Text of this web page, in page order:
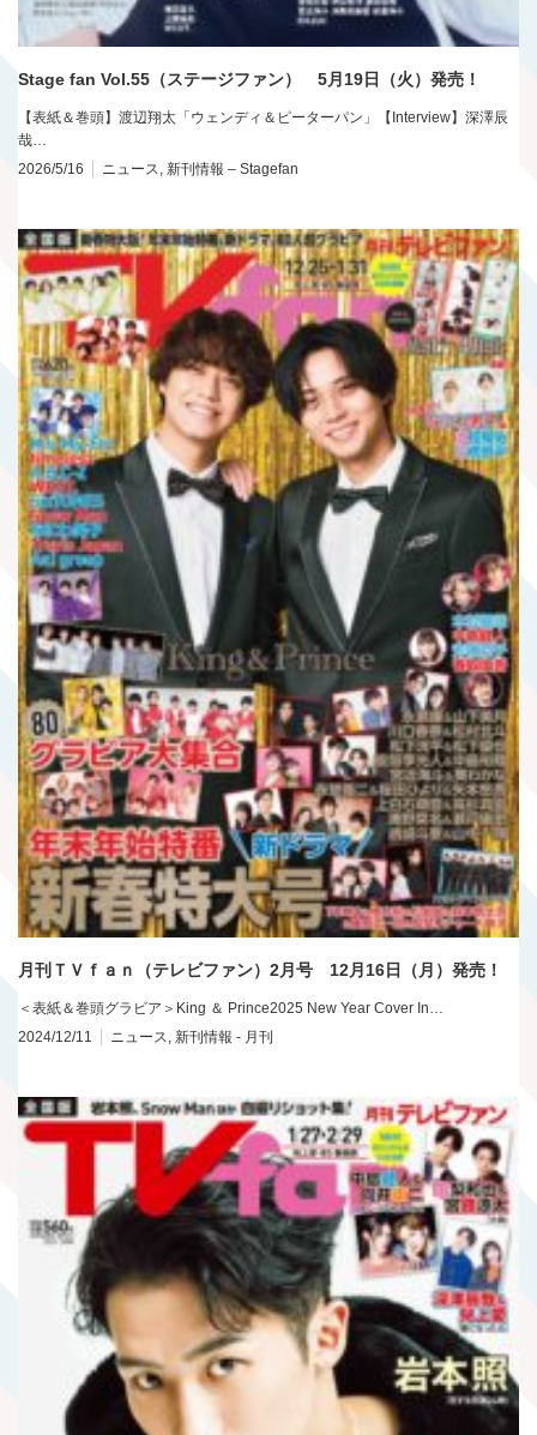
Stage fan Vol.55（ステージファン） 5月19日（火）発売！
【表紙＆巻頭】渡辺翔太「ウェンディ＆ピーターパン」【Interview】深澤辰
哉…
2026/5/16
ニュース 新刊情報 – Stagefan
月刊ＴＶｆａｎ（テレビファン）2月号 12月16日（月）発売！
＜表紙＆巻頭グラビア＞King ＆ Prince2025 New Year Cover In…
2024/12/11
ニュース 新刊情報 - 月刊